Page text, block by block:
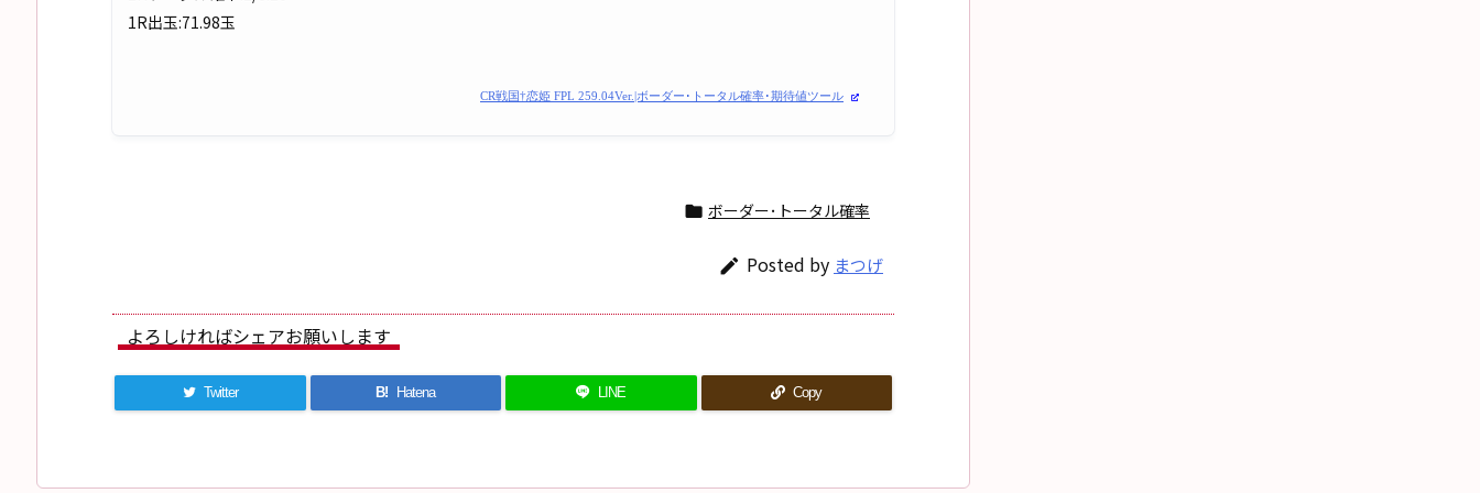
1R出玉:71.98玉
CR戦国†恋姫 FPL 259.04Ver.|ボーダー･トータル確率･期待値ツール
 ボーダー･トータル確率
 Posted by まつげ
よろしければシェアお願いします
Twitter B! Hatena LINE Copy